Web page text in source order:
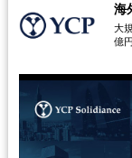
海
大
億